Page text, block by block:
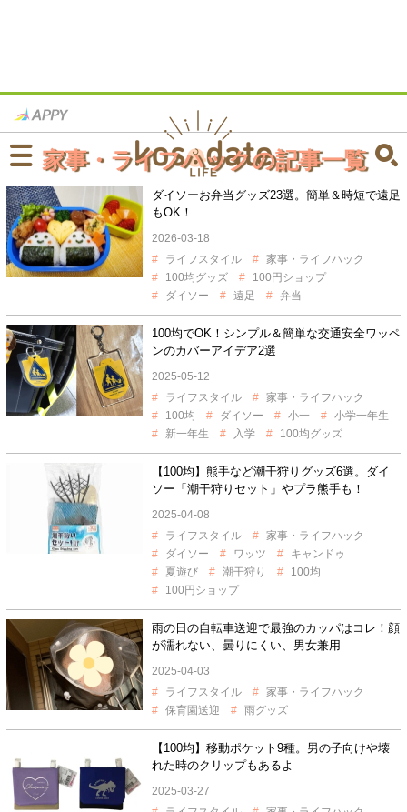
家事・ライフハックの記事一覧
ダイソーお弁当グッズ23選。簡単＆時短で遠足
もOK！
2026-03-18
ライフスタイル
家事・ライフハック
100均グッズ
100円ショップ
ダイソー
遠足 弁当
100均でOK！シンプル＆簡単な交通安全ワッペ
ンのカバーアイデア2選
2025-05-12
ライフスタイル
家事・ライフハック
100均
ダイソー 小一
小学一年生
新一年生
入学 100均グッズ
【100均】熊手など潮干狩りグッズ6選。ダイ
ソー「潮干狩りセット」やプラ熊手も！
2025-04-08
ライフスタイル
家事・ライフハック
ダイソー
ワッツ
キャンドゥ
夏遊び
潮干狩り
100均
100円ショップ
雨の日の自転車送迎で最強のカッパはコレ！顔
が濡れない、曇りにくい、男女兼用
2025-04-03
ライフスタイル
家事・ライフハック
保育園送迎
雨グッズ
【100均】移動ポケット9種。男の子向けや壊
れた時のクリップもあるよ
2025-03-27